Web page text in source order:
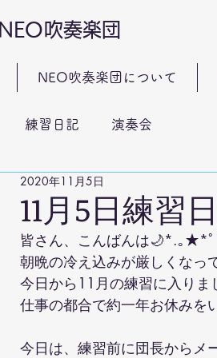
NEO吹奏楽団
NEO吹奏楽団について
練習日記 演奏会
11月5日練習
2020年11月5日
皆さん、こんばんは🌙*.｡★*ﾟ
朝晩の冷え込みが厳しくなっ
今日から11月の練習に入りま
仕事の都合で約一年お休みを
今日は、練習前に団長からメ